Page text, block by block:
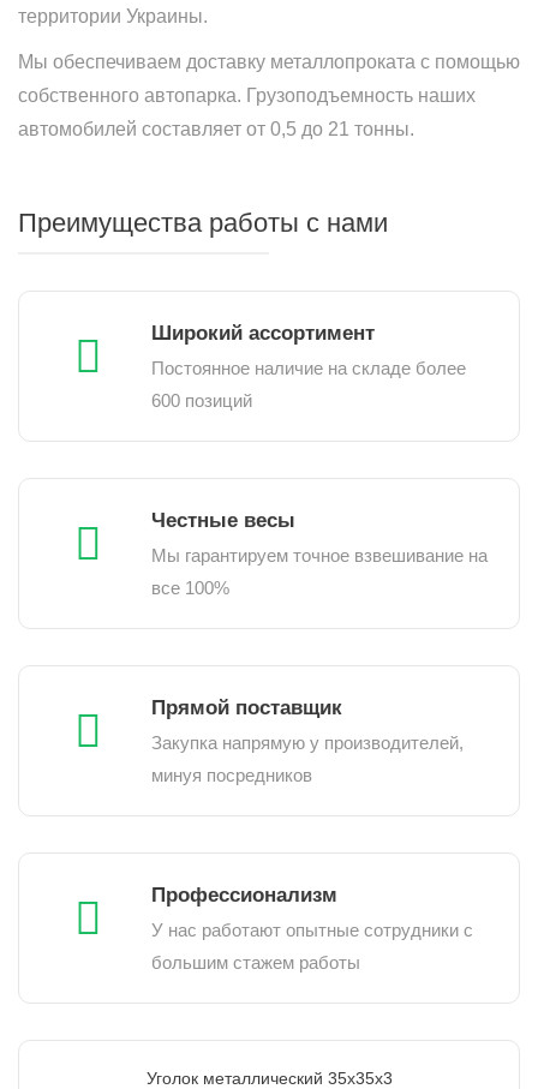
территории Украины.
Мы обеспечиваем доставку металлопроката с помощью
собственного автопарка. Грузоподъемность наших
автомобилей составляет от 0,5 до 21 тонны.
Преимущества работы с нами
Широкий ассортимент
Постоянное наличие на складе более
600 позиций
Честные весы
Мы гарантируем точное взвешивание на
все 100%
Прямой поставщик
Закупка напрямую у производителей,
минуя посредников
Профессионализм
У нас работают опытные сотрудники с
большим стажем работы
Уголок металлический 35х35х3